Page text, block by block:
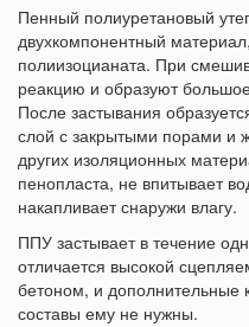
Пенный полиуретановый
двухкомпонентный
полиизоцианата. При
реакцию и образуют большое
После застывания
слой с закрытыми порами и
других изоляционных
пенопласта, не впитывает
накапливает снаружи влагу.
ППУ застывает в течение
отличается высокой
бетоном, и дополнительные
составы ему не нужны.